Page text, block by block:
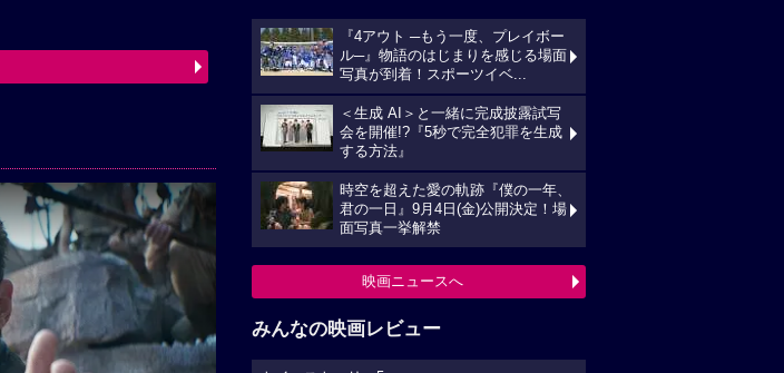
『4アウト ─もう一度、プレイボー
ル─』物語のはじまりを感じる場面
写真が到着！スポーツイベ...
＜生成 AI＞と一緒に完成披露試写
会を開催!?『5秒で完全犯罪を生成
する方法』
時空を超えた愛の軌跡『僕の一年、
君の一日』9月4日(金)公開決定！場
面写真一挙解禁
映画ニュースへ
みんなの映画レビュー